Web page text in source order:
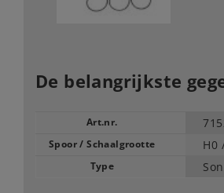
De belangrijkste
Art.nr.
Spoor / Schaalgrootte H0
Type